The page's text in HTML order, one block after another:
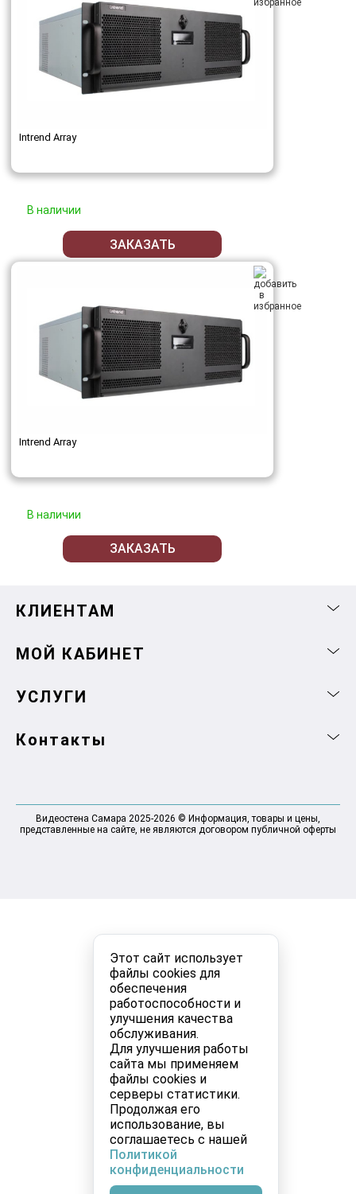
Этот сайт использует
файлы cookies для
обеспечения
работоспособности и
улучшения качества
обслуживания.
Для улучшения работы
сайта мы применяем
файлы cookies и
серверы статистики.
Продолжая его
использование, вы
соглашаетесь с нашей
Политикой
конфиденциальности
Intrend Array
В наличии
ЗАКАЗАТЬ
Intrend Array
В наличии
ЗАКАЗАТЬ
КЛИЕНТАМ
МОЙ КАБИНЕТ
УСЛУГИ
Контакты
Видеостена Самара 2025-2026 © Информация, товары и цены,
представленные на сайте, не являются договором публичной оферты